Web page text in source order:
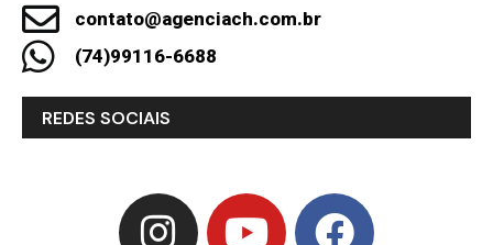
contato@agenciach.com.br
(74)99116-6688
REDES SOCIAIS